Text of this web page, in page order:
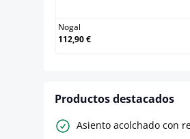
Nogal
112,90 €
Productos destacados
Asiento acolchado con